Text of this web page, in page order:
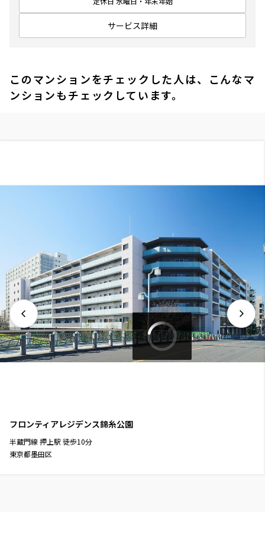
サービス詳細
このマンションをチェックした人は、こんなマ
ンションもチェックしています。
フロンティアレジデンス錦糸公園
半蔵門線 押上駅 徒歩10分
東京都墨田区